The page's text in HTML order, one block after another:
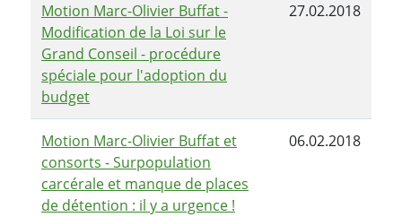
Motion Marc-Olivier Buffat -
Modification de la Loi sur le
Grand Conseil - procédure
spéciale pour l'adoption du
budget
27.02.2018
Motion Marc-Olivier Buffat et
consorts - Surpopulation
carcérale et manque de places
de détention : il y a urgence !
06.02.2018